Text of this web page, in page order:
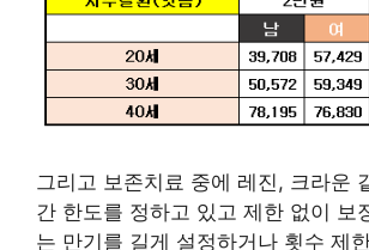
그리고 보존치료 중에 레진, 크라운
간 한도를 정하고 있고 제한 없이 보
는 만기를 길게 설정하거나 횟수 제